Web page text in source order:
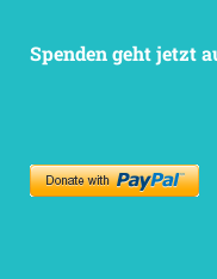
Spenden geht jetzt